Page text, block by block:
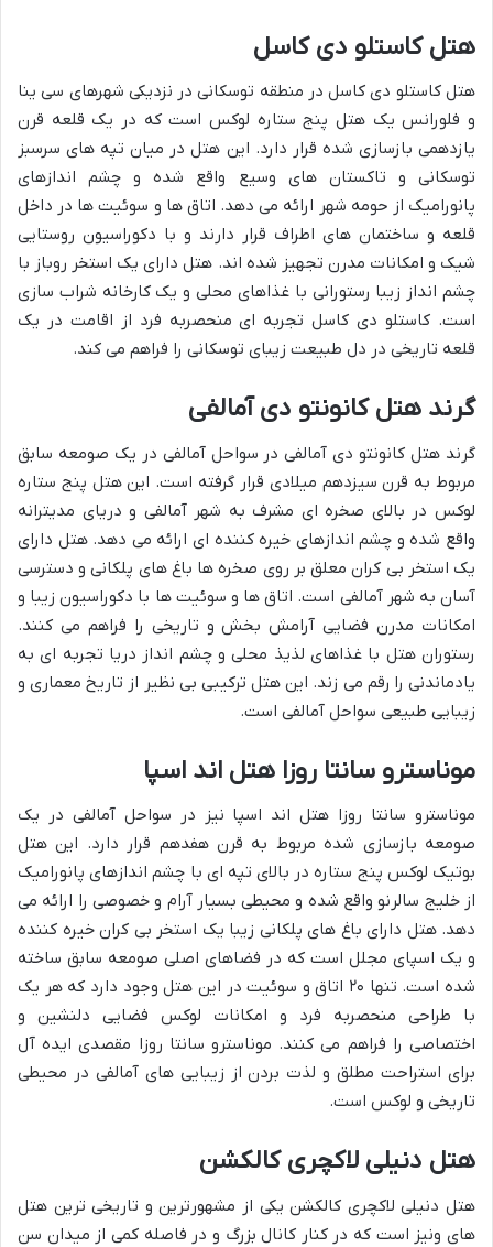
هتل کاستلو دی کاسل
هتل کاستلو دی کاسل در منطقه توسکانی در نزدیکی شهرهای سی ینا
و فلورانس یک هتل پنج ستاره لوکس است که در یک قلعه قرن
یازدهمی بازسازی شده قرار دارد. این هتل در میان تپه های سرسبز
توسکانی و تاکستان های وسیع واقع شده و چشم اندازهای
پانورامیک از حومه شهر ارائه می دهد. اتاق ها و سوئیت ها در داخل
قلعه و ساختمان های اطراف قرار دارند و با دکوراسیون روستایی
شیک و امکانات مدرن تجهیز شده اند. هتل دارای یک استخر روباز با
چشم انداز زیبا رستورانی با غذاهای محلی و یک کارخانه شراب سازی
است. کاستلو دی کاسل تجربه ای منحصربه فرد از اقامت در یک
قلعه تاریخی در دل طبیعت زیبای توسکانی را فراهم می کند.
گرند هتل کانونتو دی آمالفی
گرند هتل کانونتو دی آمالفی در سواحل آمالفی در یک صومعه سابق
مربوط به قرن سیزدهم میلادی قرار گرفته است. این هتل پنج ستاره
لوکس در بالای صخره ای مشرف به شهر آمالفی و دریای مدیترانه
واقع شده و چشم اندازهای خیره کننده ای ارائه می دهد. هتل دارای
یک استخر بی کران معلق بر روی صخره ها باغ های پلکانی و دسترسی
آسان به شهر آمالفی است. اتاق ها و سوئیت ها با دکوراسیون زیبا و
امکانات مدرن فضایی آرامش بخش و تاریخی را فراهم می کنند.
رستوران هتل با غذاهای لذیذ محلی و چشم انداز دریا تجربه ای به
یادماندنی را رقم می زند. این هتل ترکیبی بی نظیر از تاریخ معماری و
زیبایی طبیعی سواحل آمالفی است.
موناسترو سانتا روزا هتل اند اسپا
موناسترو سانتا روزا هتل اند اسپا نیز در سواحل آمالفی در یک
صومعه بازسازی شده مربوط به قرن هفدهم قرار دارد. این هتل
بوتیک لوکس پنج ستاره در بالای تپه ای با چشم اندازهای پانورامیک
از خلیج سالرنو واقع شده و محیطی بسیار آرام و خصوصی را ارائه می
دهد. هتل دارای باغ های پلکانی زیبا یک استخر بی کران خیره کننده
و یک اسپای مجلل است که در فضاهای اصلی صومعه سابق ساخته
شده است. تنها ۲۰ اتاق و سوئیت در این هتل وجود دارد که هر یک
با طراحی منحصربه فرد و امکانات لوکس فضایی دلنشین و
اختصاصی را فراهم می کنند. موناسترو سانتا روزا مقصدی ایده آل
برای استراحت مطلق و لذت بردن از زیبایی های آمالفی در محیطی
تاریخی و لوکس است.
هتل دنیلی لاکچری کالکشن
هتل دنیلی لاکچری کالکشن یکی از مشهورترین و تاریخی ترین هتل
های ونیز است که در کنار کانال بزرگ و در فاصله کمی از میدان سن